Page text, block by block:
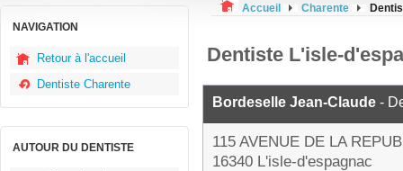
NAVIGATION
Retour à l'accueil
Dentiste Charente
AUTOUR DU DENTISTE
Accueil Charente
Dentiste L'isle-
Bordeselle Jean-Claude -
115 AVENUE DE LA
16340 L'isle-d'espagnac